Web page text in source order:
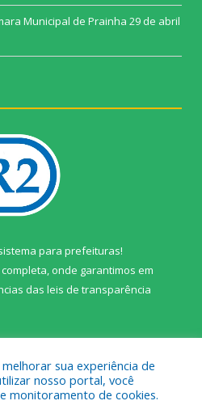
Municipal de Prainha 29 de abril
para prefeituras!
completa, onde garantimos em
das leis de transparência
sua experiência de
nosso portal, você
monitoramento de cookies.